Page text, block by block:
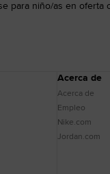
para niño/as en
Acerca de
Acerca de
Empleo
Nike.com
Jordan.com